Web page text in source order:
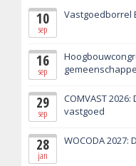
10
sep
Vastgoedborrel
16
sep
29
sep
COMVAST
vastgoed
28
jan
WOCODA